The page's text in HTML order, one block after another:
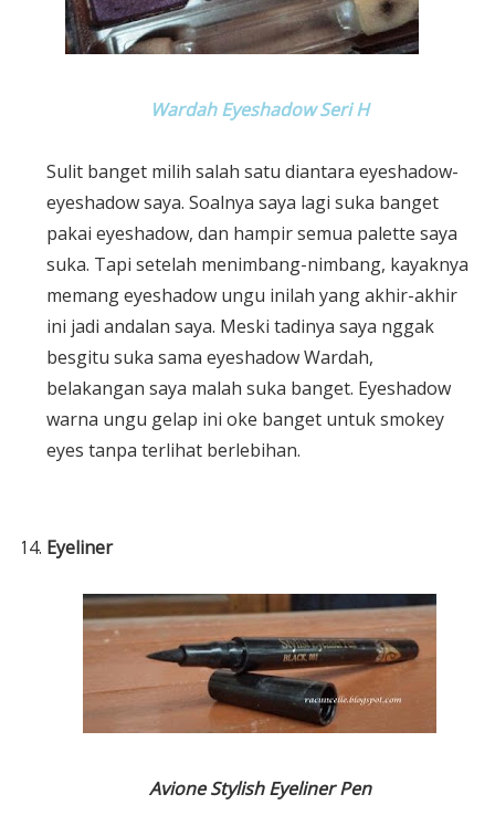
Wardah Eyeshadow Seri H
Sulit banget milih salah satu diantara eyeshadow-
eyeshadow saya. Soalnya saya lagi suka banget
pakai eyeshadow, dan hampir semua palette saya
suka. Tapi setelah menimbang-nimbang, kayaknya
memang eyeshadow ungu inilah yang akhir-akhir
ini jadi andalan saya. Meski tadinya saya nggak
besgitu suka sama eyeshadow Wardah,
belakangan saya malah suka banget. Eyeshadow
warna ungu gelap ini oke banget untuk smokey
eyes tanpa terlihat berlebihan.
Eyeliner
Avione Stylish Eyeliner Pen